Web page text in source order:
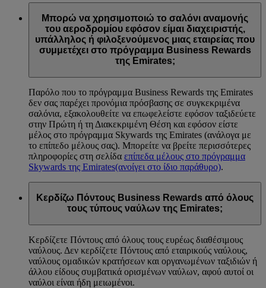
Μπορώ να χρησιμοποιώ το σαλόνι αναμονής
του αεροδρομίου εφόσον είμαι διαχειριστής,
υπάλληλος ή φιλοξενούμενος μιας εταιρείας που
συμμετέχει στο πρόγραμμα Business Rewards
της Emirates;
Παρόλο που το πρόγραμμα Business Rewards της Emirates
δεν σας παρέχει προνόμια πρόσβασης σε συγκεκριμένα
σαλόνια, εξακολουθείτε να επωφελείστε εφόσον ταξιδεύετε
στην Πρώτη ή τη Διακεκριμένη Θέση και εφόσον είστε
μέλος στο πρόγραμμα Skywards της Emirates (ανάλογα με
το επίπεδο μέλους σας). Μπορείτε να βρείτε περισσότερες
πληροφορίες στη σελίδα επίπεδα μέλους στο πρόγραμμα
Skywards της Emirates(ανοίγει στο ίδιο παράθυρο).
Κερδίζω Πόντους Business Rewards από όλους
τους τύπους ναύλων της Emirates;
Κερδίζετε Πόντους από όλους τους ευρέως διαθέσιμους
ναύλους. Δεν κερδίζετε Πόντους από εταιρικούς ναύλους,
ναύλους ομαδικών κρατήσεων και οργανωμένων ταξιδιών ή
άλλου είδους συμβατικά ορισμένων ναύλων, αφού αυτοί οι
ναύλοι είναι ήδη μειωμένοι.